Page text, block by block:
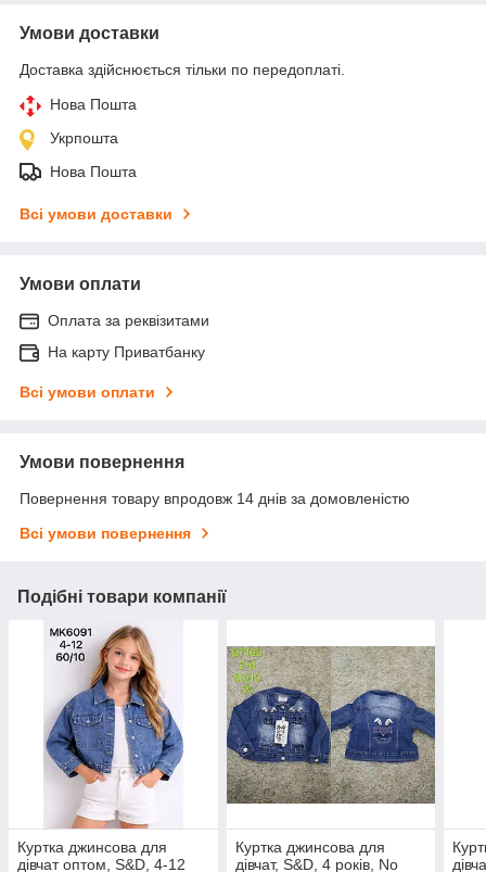
Умови доставки
Доставка здійснюється тільки по передоплаті.
Нова Пошта
Укрпошта
Нова Пошта
Всі умови доставки
Умови оплати
Оплата за реквізитами
На карту Приватбанку
Всі умови оплати
Умови повернення
Повернення товару впродовж 14 днів за домовленістю
Всі умови повернення
Подібні товари компанії
Куртка джинсова для
дівчат оптом, S&D, 4-12
Куртка джинсова для
дівчат, S&D, 4 років, No